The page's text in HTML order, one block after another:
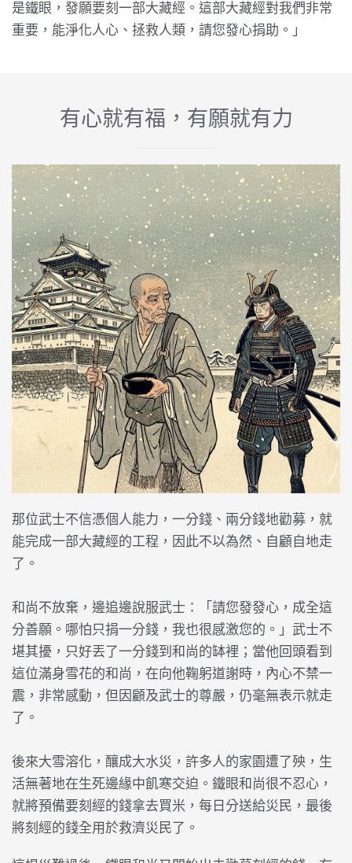
是鐵眼，發願要刻一部大藏經。這部大藏經對我們非常
重要，能淨化人心、拯救人類，請您發心捐助。」
有心就有福，有願就有力
那位武士不信憑個人能力，一分錢、兩分錢地勸募，就
能完成一部大藏經的工程，因此不以為然、自顧自地走
了。
和尚不放棄，邊追邊說服武士：「請您發發心，成全這
分善願。哪怕只捐一分錢，我也很感激您的。」武士不
堪其擾，只好丟了一分錢到和尚的缽裡；當他回頭看到
這位滿身雪花的和尚，在向他鞠躬道謝時，內心不禁一
震，非常感動，但因顧及武士的尊嚴，仍毫無表示就走
了。
後來大雪溶化，釀成大水災，許多人的家園遭了殃，生
活無著地在生死邊緣中飢寒交迫。鐵眼和尚很不忍心，
就將預備要刻經的錢拿去買米，每日分送給災民，最後
將刻經的錢全用於救濟災民了。